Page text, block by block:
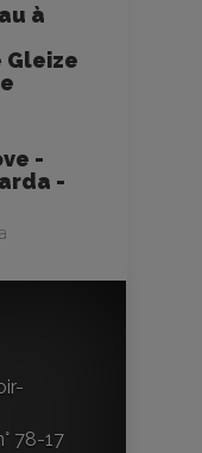
à
Gleize
-
-
78-17